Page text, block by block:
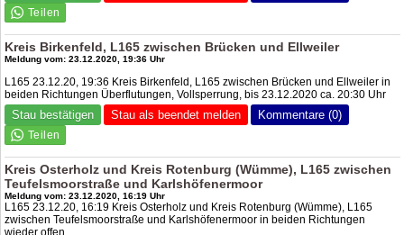
Kreis Birkenfeld, L165 zwischen Brücken und Ellweiler
Meldung vom: 23.12.2020, 19:36 Uhr
L165 23.12.20, 19:36 Kreis Birkenfeld, L165 zwischen Brücken und Ellweiler in
beiden Richtungen Überflutungen, Vollsperrung, bis 23.12.2020 ca. 20:30 Uhr
Stau bestätigen Stau als beendet melden Kommentare (0)
Kreis Osterholz und Kreis Rotenburg (Wümme), L165 zwischen
Teufelsmoorstraße und Karlshöfenermoor
Meldung vom: 23.12.2020, 16:19 Uhr
L165 23.12.20, 16:19 Kreis Osterholz und Kreis Rotenburg (Wümme), L165
zwischen Teufelsmoorstraße und Karlshöfenermoor in beiden Richtungen
wieder offen